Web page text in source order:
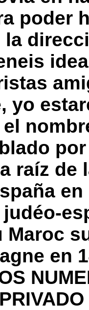
poder
la
yo
el
raíz de
en
Maroc
en